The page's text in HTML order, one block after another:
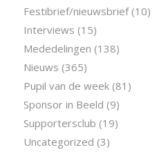
Festibrief/nieuwsbrief(10)
Interviews (15)
Mededelingen (138)
Nieuws (365)
Pupil van de week(81)
Sponsor in Beeld (9)
Supportersclub (19)
Uncategorized (3)